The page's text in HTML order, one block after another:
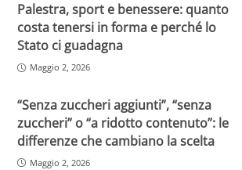
Palestra, sport e benessere: quanto
costa tenersi in forma e perché lo
Stato ci guadagna
Maggio 2, 2026
“Senza zuccheri aggiunti”, “senza
zuccheri” o “a ridotto contenuto”: le
differenze che cambiano la scelta
Maggio 2, 2026